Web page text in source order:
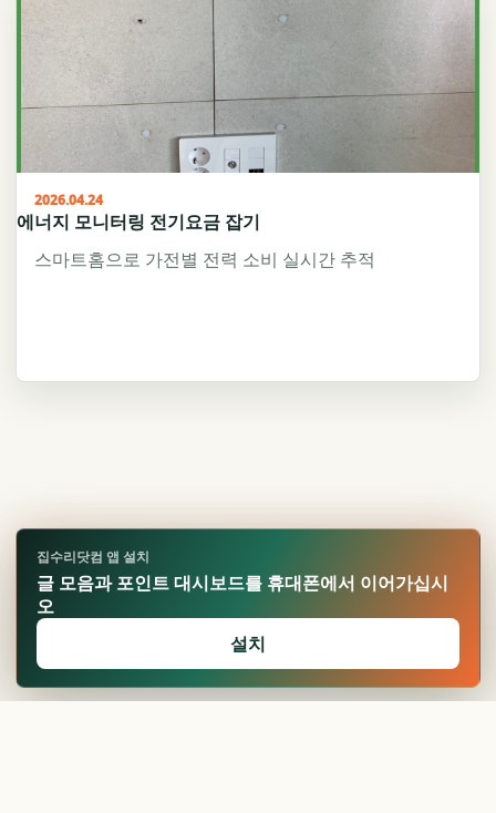
2026.04.24
에너지 모니터링 전기요금 잡기
스마트홈으로 가전별 전력 소비 실시간 추적
집수리닷컴 앱 설치
글 모음과 포인트 대시보드를 휴대폰에서 이어가십시
오
설치